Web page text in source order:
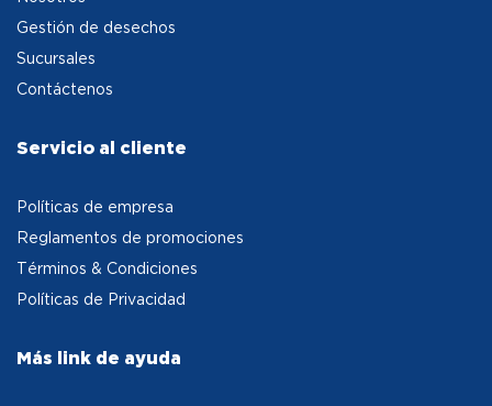
Gestión de desechos
Sucursales
Contáctenos
Servicio al cliente
Políticas de empresa
Reglamentos de promociones
Términos & Condiciones
Políticas de Privacidad
Más link de ayuda